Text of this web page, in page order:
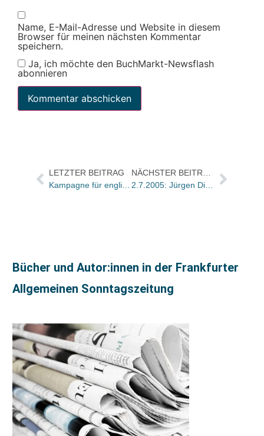
Name, E-Mail-Adresse und Website in diesem
Browser für meinen nächsten Kommentar
speichern.
Ja, ich möchte den BuchMarkt-Newsflash
abonnieren
LETZTER BEITRAG
Kampagne für englische Ausgabe startet in dieser Woche in Deutschland – Auslieferung läuft auf Hochtouren
Bücher und Autor:innen in der Frankfurter
Allgemeinen Sonntagszeitung